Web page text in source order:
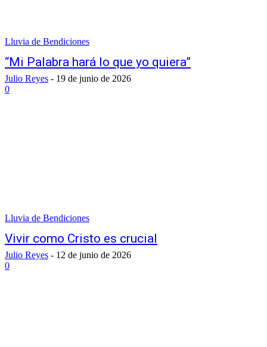
Lluvia de Bendiciones
“Mi Palabra hará lo que yo quiera”
Julio Reyes - 19 de junio de 2026
0
Lluvia de Bendiciones
Vivir como Cristo es crucial
Julio Reyes - 12 de junio de 2026
0